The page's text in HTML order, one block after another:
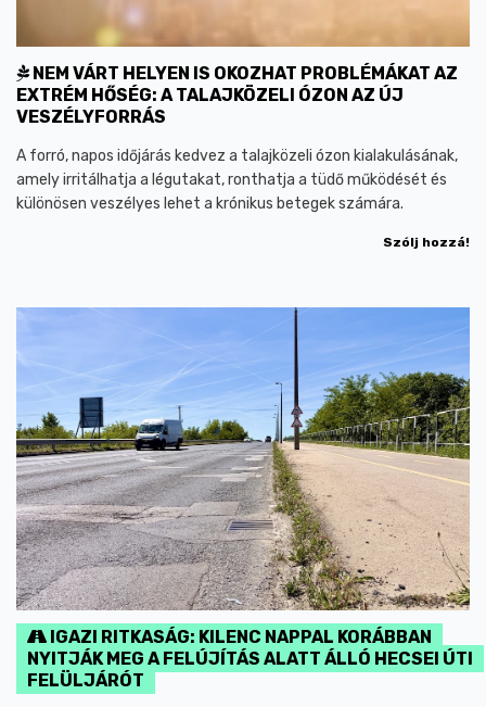
NEM VÁRT HELYEN IS OKOZHAT PROBLÉMÁKAT AZ
EXTRÉM HŐSÉG: A TALAJKÖZELI ÓZON AZ ÚJ
VESZÉLYFORRÁS
A forró, napos időjárás kedvez a talajközeli ózon kialakulásának,
amely irritálhatja a légutakat, ronthatja a tüdő működését és
különösen veszélyes lehet a krónikus betegek számára.
Szólj hozzá!
IGAZI RITKASÁG: KILENC NAPPAL KORÁBBAN
NYITJÁK MEG A FELÚJÍTÁS ALATT ÁLLÓ HECSEI ÚTI
FELÜLJÁRÓT